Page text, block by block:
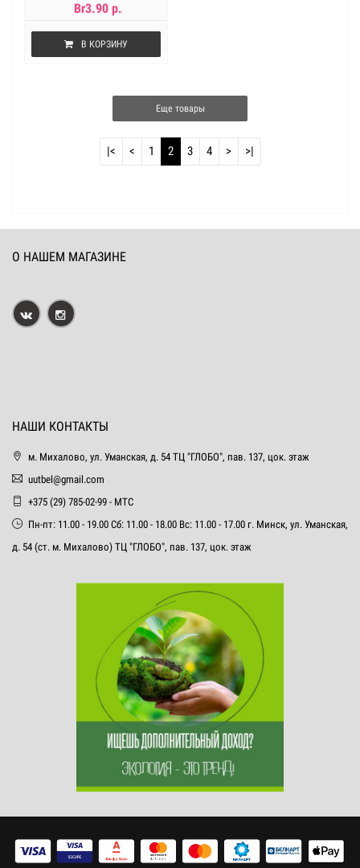
Br3.90 р.
В КОРЗИНУ
Еще товары
|< < 1 2 3 4 > >|
О НАШЕМ МАГАЗИНЕ
НАШИ КОНТАКТЫ
м. Михалово, ул. Уманская, д. 54 ТЦ "ГЛОБО", пав. 137, цок. этаж
uutbel@gmail.com
+375 (29) 785-02-99 - МТС
Пн-пт: 11.00 - 19.00 Сб: 11.00 - 18.00 Вс: 11.00 - 17.00 г. Минск, ул. Уманская,
д. 54 (ст. м. Михалово) ТЦ "ГЛОБО", пав. 137, цок. этаж